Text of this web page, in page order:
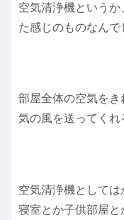
空気清浄機という
た感じのものなんで
部屋全体の空気を
気の風を送ってくれ
空気清浄機としては
寝室とか子供部屋